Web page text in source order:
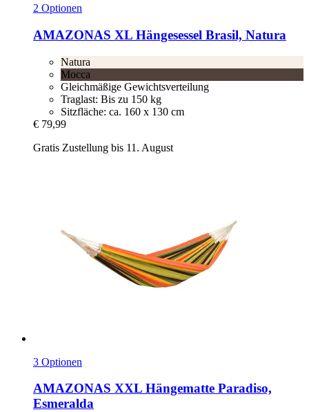
2 Optionen
AMAZONAS XL Hängesessel Brasil, Natura
Natura
Mocca
Gleichmäßige Gewichtsverteilung
Traglast: Bis zu 150 kg
Sitzfläche: ca. 160 x 130 cm
€ 79,99
Gratis Zustellung bis 11. August
3 Optionen
AMAZONAS XXL Hängematte Paradiso,
Esmeralda